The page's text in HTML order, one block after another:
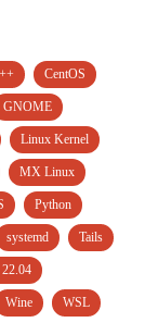
CentOS
GNOME
Linux Kernel
MX Linux
Python
systemd Tails
Wine WSL